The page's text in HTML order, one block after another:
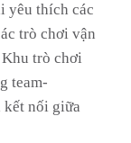
yêu thích các
trò chơi vận
Khu trò chơi
team-
kết nối giữa